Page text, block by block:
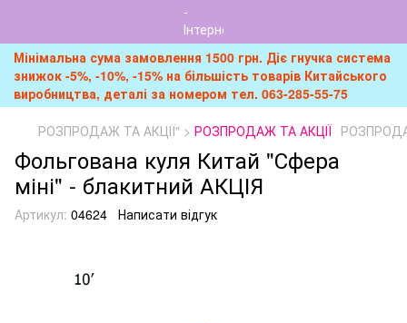
Мінімальна сума замовлення 1500 грн. Діє гнучка система
знижок -5%, -10%, -15% на більшість товарів Китайського
виробництва, деталі за номером тел. 063-285-55-75
РОЗПРОДАЖ ТА АКЦІЇ" > РОЗПРОДАЖ ТА АКЦІЇ
Фольгована куля Китай "Сфера
міні" - блакитний АКЦІЯ
Артикул: 04624 Написати відгук